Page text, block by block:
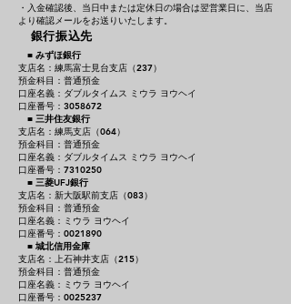
・入金確認後、当日中または定休日の場合は翌営業日に、当店
より確認メールをお送りいたします。
銀行振込先
■ みずほ銀行
支店名：練馬富士見台支店（237）
預金科目：普通預金
口座名義：ダブルタイムス ミウラ ヨウヘイ
口座番号：3058672
■ 三井住友銀行
支店名：練馬支店（064）
預金科目：普通預金
口座名義：ダブルタイムス ミウラ ヨウヘイ
口座番号：7310250
■ 三菱UFJ銀行
支店名：新大阪駅前支店（083）
預金科目：普通預金
口座名義：ミウラ ヨウヘイ
口座番号：0021890
■ 城北信用金庫
支店名：上石神井支店（215）
預金科目：普通預金
口座名義：ミウラ ヨウヘイ
口座番号：0025237